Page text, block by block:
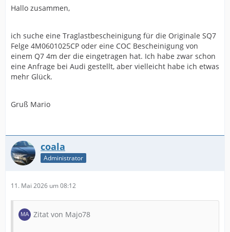
Hallo zusammen,
ich suche eine Traglastbescheinigung für die Originale SQ7
Felge 4M0601025CP oder eine COC Bescheinigung von
einem Q7 4m der die eingetragen hat. Ich habe zwar schon
eine Anfrage bei Audi gestellt, aber vielleicht habe ich etwas
mehr Glück.
Gruß Mario
coala
Administrator
11. Mai 2026 um 08:12
Zitat von Majo78